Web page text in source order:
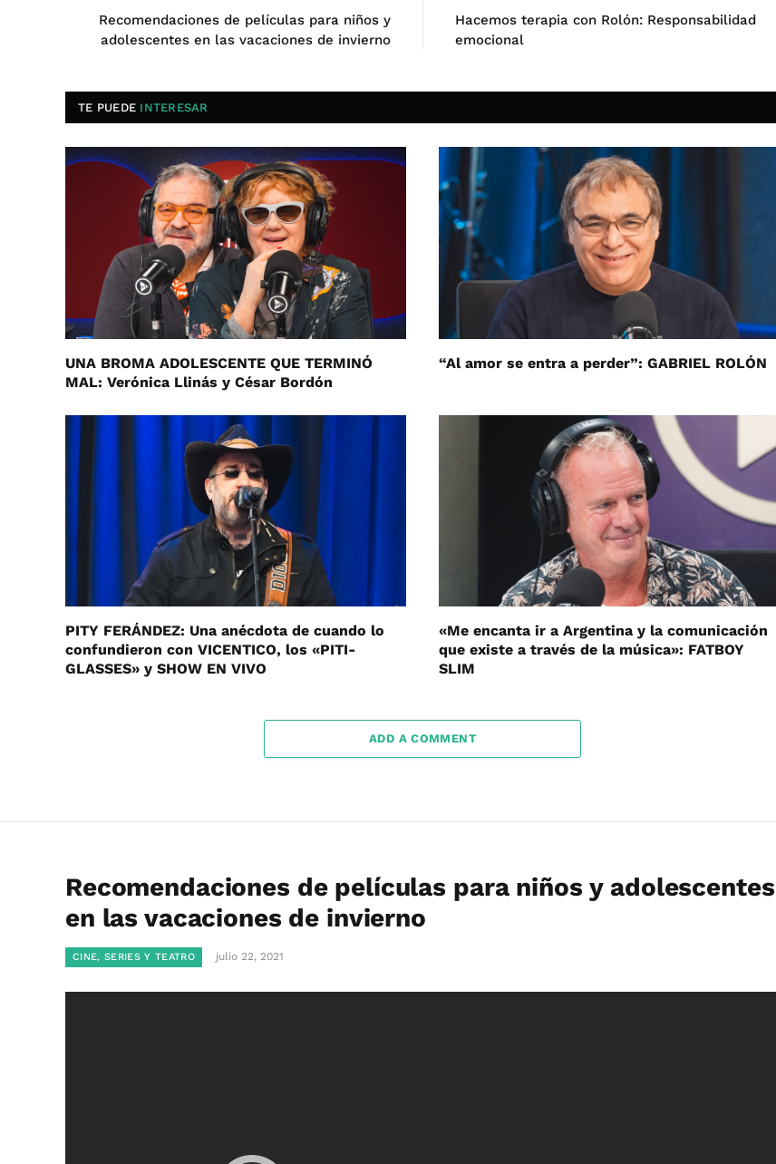
Recomendaciones de películas para niños y
adolescentes en las vacaciones de invierno
Hacemos terapia con Rolón: Responsabilidad
emocional
TE PUEDE INTERESAR
UNA BROMA ADOLESCENTE QUE TERMINÓ
MAL: Verónica Llinás y César Bordón
“Al amor se entra a perder”: GABRIEL ROLÓN
PITY FERÁNDEZ: Una anécdota de cuando lo
confundieron con VICENTICO, los «PITI-
GLASSES» y SHOW EN VIVO
«Me encanta ir a Argentina y la comunicación
que existe a través de la música»: FATBOY
SLIM
ADD A COMMENT
Recomendaciones de películas para niños y adolescentes
en las vacaciones de invierno
CINE, SERIES Y TEATRO julio 22, 2021